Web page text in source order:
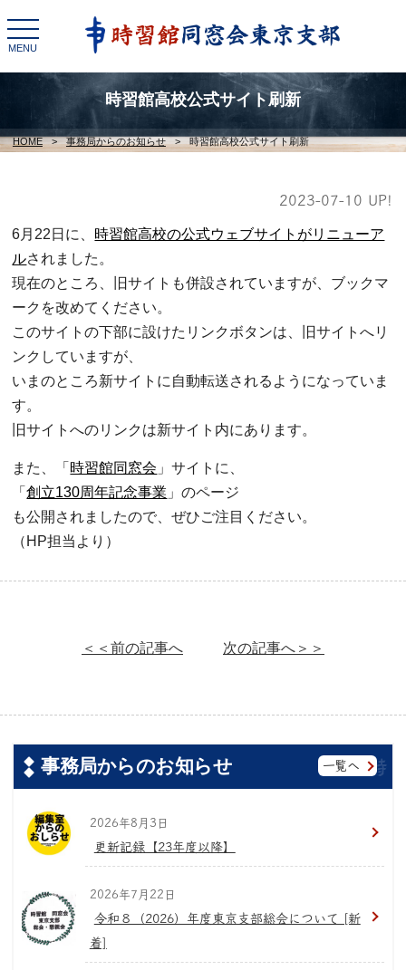
toggle
navigation
MENU
HOME > 事務局からのお知らせ > 時習館高校公式サイト刷新
時習館高校公式サイト刷新
2023-07-10 UP!
6月22日に、 時習館高校の公式ウェブサイトがリニューア
ルされました。
現在のところ、旧サイトも併設されていますが、ブックマ
ークを改めてください。
このサイトの下部に設けたリンクボタンは、旧サイトへリ
ンクしていますが、
いまのところ新サイトに自動転送されるようになっていま
す。
旧サイトへのリンクは新サイト内にあります。
また、「 時習館同窓会 」サイトに、
「創立130周年記念事業 」のページ
も公開されましたので、ぜひご注目ください。
（HP担当より）
＜＜前の記事へ 次の記事へ＞＞
事務局からのお知らせ 一覧へ
2026年8月3日
更新記録【23年度以降】
2026年7月22日
令和８（2026）年度東京支部総会について [新
着]